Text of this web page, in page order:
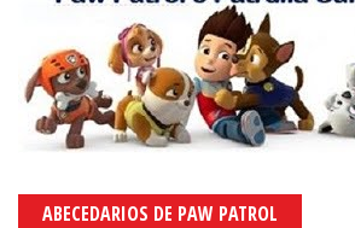
ABECEDARIOS DE PAW PATROL